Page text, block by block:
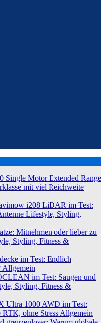
Single Motor Extended Range
mit viel Reichweite
i208 LiDAR im Test:
Lifestyle, Styling,
Mitnehmen oder lieber zu
Styling, Fitness &
im Test: Endlich
Allgemein
im Test: Saugen und
Styling, Fitness &
Ultra 1000 AWD im Test:
ohne Stress Allgemein